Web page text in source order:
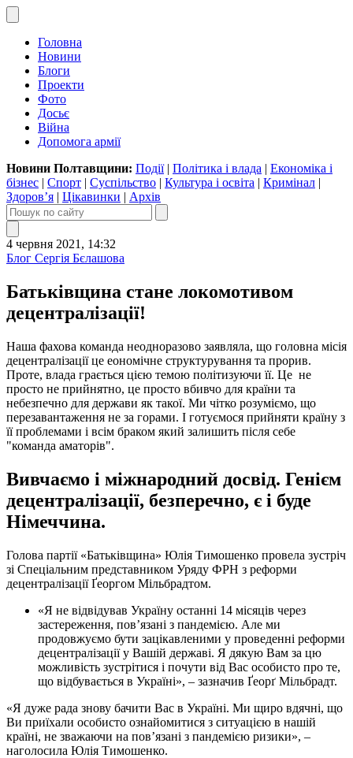
Головна
Новини
Блоги
Проекти
Фото
Досьє
Війна
Допомога армії
Новини Полтавщини: Події| Політика і влада | Економіка і
бізнес | Спорт | Суспільство | Культура і освіта | Кримінал |
Здоров’я | Цікавинки | Архів
4 червня 2021, 14:32
Блог Сергія Бєлашова
Батьківщина стане локомотивом
децентралізації!
Наша фахова команда неодноразово заявляла, що головна місія
децентралізації це еономічне структурування та прорив.
Проте, влада грається цією темою політизуючи її. Це не
просто не прийнятно, це просто вбивчо для країни та
небезпечно для держави як такої. Ми чітко розуміємо, що
перезавантаження не за горами. І готуємося прийняти країну з
її проблемами і всім браком який залишить після себе
"команда аматорів".
Вивчаємо і міжнародний досвід. Генієм
децентралізації, безперечно, є і буде
Німеччина.
Голова партії «Батьківщина» Юлія Тимошенко провела зустріч
зі Спеціальним представником Уряду ФРН з реформи
децентралізації Ґеоргом Мільбрадтом.
«Я не відвідував Україну останні 14 місяців через
застереження, пов’язані з пандемією. Але ми
продовжуємо бути зацікавленими у проведенні реформи
децентралізації у Вашій державі. Я дякую Вам за цю
можливість зустрітися і почути від Вас особисто про те,
що відбувається в Україні», – зазначив Ґеорґ Мільбрадт.
«Я дуже рада знову бачити Вас в Україні. Ми щиро вдячні, що
Ви приїхали особисто ознайомитися з ситуацією в нашій
країні, не зважаючи на пов’язані з пандемією ризики», –
наголосила Юлія Тимошенко.